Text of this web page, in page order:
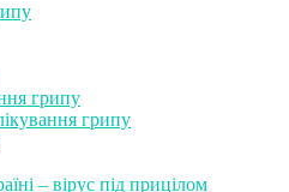
грипу
грипу
– вірус під прицілом